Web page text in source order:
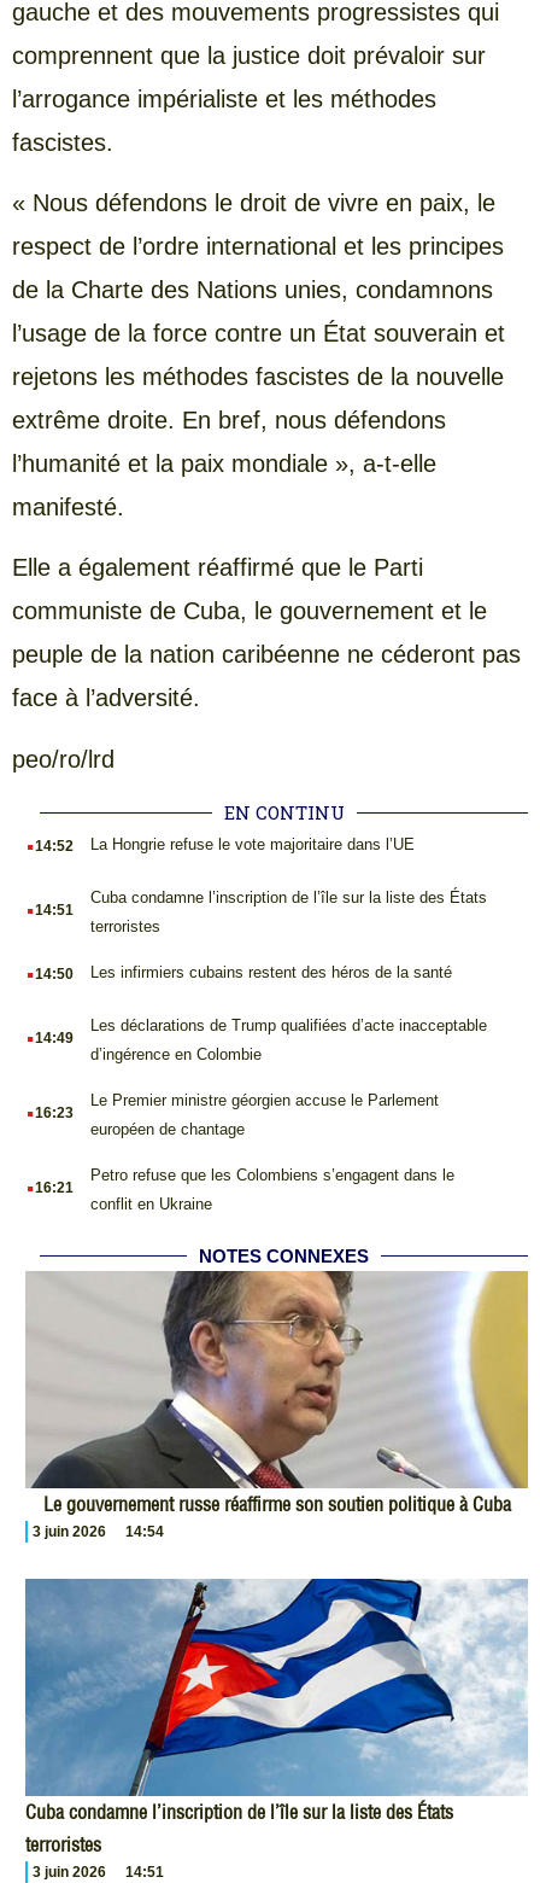
gauche et des mouvements progressistes qui
comprennent que la justice doit prévaloir sur
l’arrogance impérialiste et les méthodes
fascistes.
« Nous défendons le droit de vivre en paix, le
respect de l’ordre international et les principes
de la Charte des Nations unies, condamnons
l’usage de la force contre un État souverain et
rejetons les méthodes fascistes de la nouvelle
extrême droite. En bref, nous défendons
l’humanité et la paix mondiale », a-t-elle
manifesté.
Elle a également réaffirmé que le Parti
communiste de Cuba, le gouvernement et le
peuple de la nation caribéenne ne céderont pas
face à l’adversité.
peo/ro/lrd
EN CONTINU
.14:52 La Hongrie refuse le vote majoritaire dans l’UE
.14:51
Cuba condamne l’inscription de l’île sur la liste des États
terroristes
.14:50 Les infirmiers cubains restent des héros de la santé
.14:49
Les déclarations de Trump qualifiées d’acte inacceptable
d’ingérence en Colombie
.16:23
Le Premier ministre géorgien accuse le Parlement
européen de chantage
.16:21
Petro refuse que les Colombiens s’engagent dans le
conflit en Ukraine
NOTES CONNEXES
Le gouvernement russe réaffirme son soutien politique à Cuba
3 juin 2026 14:54
Cuba condamne l’inscription de l’île sur la liste des États
terroristes
3 juin 2026 14:51